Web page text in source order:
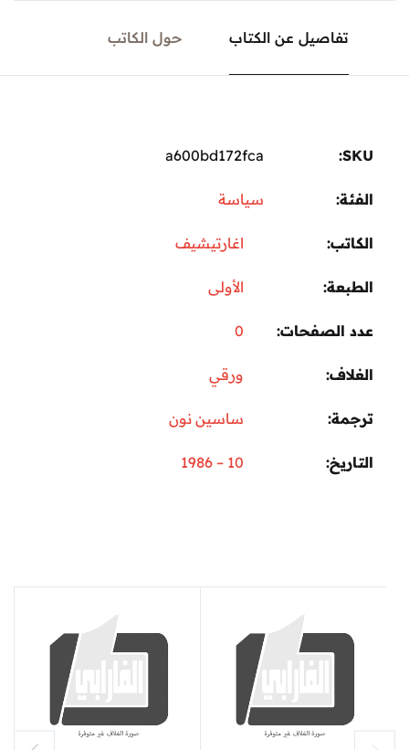
تفاصيل عن الكتاب حول الكاتب
SKU:
a600bd172fca
الفئة: سياسة
الكاتب اغارتيشيف
الطبعة الأولى
عدد الصفحات 0
الغلاف ورقي
ترجمة ساسين نون
التاريخ 10 – 1986